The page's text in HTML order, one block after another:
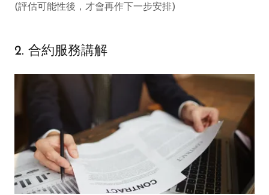
(評估可能性後，才會再作下一步安排)
2. 合約服務講解